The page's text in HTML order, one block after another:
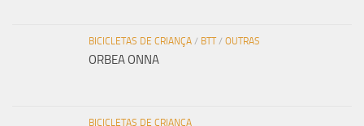
BICICLETAS DE CRIANÇA / BTT/ OUTRAS
ORBEA ONNA
BICICLETAS DE CRIANÇA